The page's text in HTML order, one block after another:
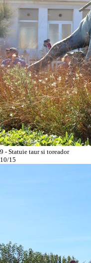
9 - Statuie taur si toreador
10/15